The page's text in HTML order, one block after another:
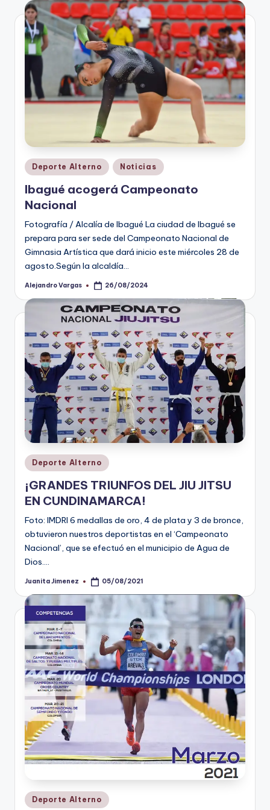
V
n
o
ti
t
o
Publicado
en
Deporte Alterno Noticias
Ibagué acogerá Campeonato
Nacional
Fotografía / Alcalía de Ibagué La ciudad de Ibagué se
prepara para ser sede del Campeonato Nacional de
Gimnasia Artística que dará inicio este miércoles 28 de
agosto.Según la alcaldía…
Publicado
Alejandro Vargas 26/08/2024
Publicado
en
Deporte Alterno
¡GRANDES TRIUNFOS DEL JIU JITSU
EN CUNDINAMARCA!
Foto: IMDRI 6 medallas de oro, 4 de plata y 3 de bronce,
obtuvieron nuestros deportistas en el ‘Campeonato
Nacional’, que se efectuó en el municipio de Agua de
Dios.…
Publicado
Juanita Jimenez 05/08/2021
Publicado
Deporte Alterno